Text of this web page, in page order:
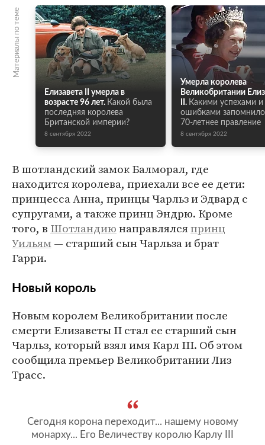
Материалы по теме
Елизавета II умерла в
возрасте 96 лет. Какой была
последняя королева
Британской империи?
8 сентября 2022
Умерла королева
Великобритании
II. Какими успехами и
ошибками
70-летнее правление
8 сентября 2022
В шотландский замок Балморал, где
находится королева, приехали все ее дети:
принцесса Анна, принцы Чарльз и Эдвард с
супругами, а также принц Эндрю. Кроме
того, в Шотландиюнаправлялсяпринц
Уильям— старший сын Чарльза и брат
Гарри.
Новый король
Новым королем Великобритании после
смерти Елизаветы II стал ее старший сын
Чарльз, который взял имя Карл III. Об этом
сообщила премьер Великобритании Лиз
Трасс.
Сегодня корона переходит... нашему новому
монарху... Его Величеству королю Карлу III